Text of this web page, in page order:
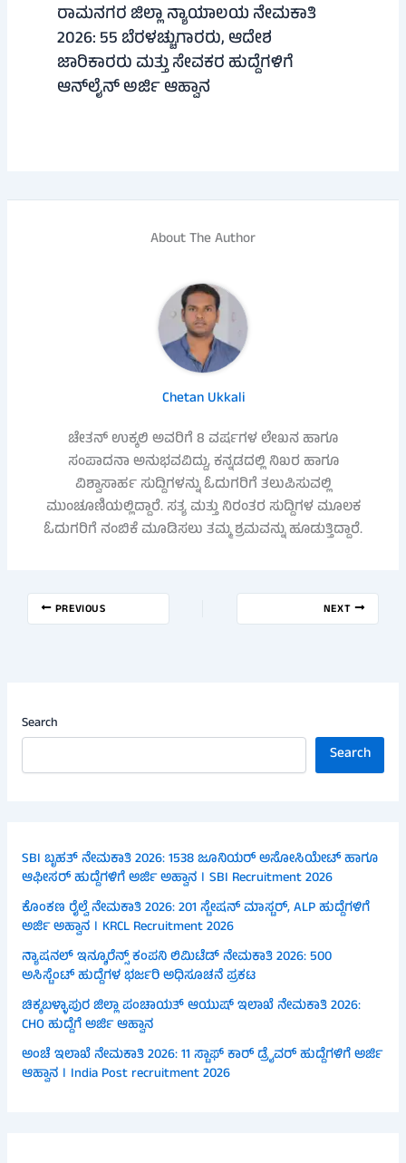
ರಾಮನಗರ ಜಿಲ್ಲಾ ನ್ಯಾಯಾಲಯ ನೇಮಕಾತಿ
2026: 55 ಬೆರಳಚ್ಚುಗಾರರು, ಆದೇಶ
ಜಾರಿಕಾರರು ಮತ್ತು ಸೇವಕರ ಹುದ್ದೆಗಳಿಗೆ
ಆನ್‌ಲೈನ್ ಅರ್ಜಿ ಆಹ್ವಾನ
About The Author
Chetan Ukkali
ಚೇತನ್ ಉಕ್ಕಲಿ ಅವರಿಗೆ 8 ವರ್ಷಗಳ ಲೇಖನ ಹಾಗೂ
ಸಂಪಾದನಾ ಅನುಭವವಿದ್ದು, ಕನ್ನಡದಲ್ಲಿ ನಿಖರ ಹಾಗೂ
ವಿಶ್ವಾಸಾರ್ಹ ಸುದ್ದಿಗಳನ್ನು ಓದುಗರಿಗೆ ತಲುಪಿಸುವಲ್ಲಿ
ಮುಂಚೂಣಿಯಲ್ಲಿದ್ದಾರೆ. ಸತ್ಯ ಮತ್ತು ನಿರಂತರ ಸುದ್ದಿಗಳ ಮೂಲಕ
ಓದುಗರಿಗೆ ನಂಬಿಕೆ ಮೂಡಿಸಲು ತಮ್ಮ ಶ್ರಮವನ್ನು ಹೂಡುತ್ತಿದ್ದಾರೆ.
PREVIOUS NEXT
Search
Search
SBI ಬೃಹತ್ ನೇಮಕಾತಿ 2026: 1538 ಜೂನಿಯರ್ ಅಸೋಸಿಯೇಟ್ ಹಾಗೂ
ಆಫೀಸರ್ ಹುದ್ದೆಗಳಿಗೆ ಅರ್ಜಿ ಅಹ್ವಾನ । SBI Recruitment 2026
ಕೊಂಕಣ ರೈಲ್ವೆ ನೇಮಕಾತಿ 2026: 201 ಸ್ಟೇಷನ್ ಮಾಸ್ಟರ್, ALP ಹುದ್ದೆಗಳಿಗೆ
ಅರ್ಜಿ ಅಹ್ವಾನ । KRCL Recruitment 2026
ನ್ಯಾಷನಲ್ ಇನ್ಶೂರೆನ್ಸ್ ಕಂಪನಿ ಲಿಮಿಟೆಡ್ ನೇಮಕಾತಿ 2026: 500
ಅಸಿಸ್ಟೆಂಟ್ ಹುದ್ದೆಗಳ ಭರ್ಜರಿ ಅಧಿಸೂಚನೆ ಪ್ರಕಟ
ಚಿಕ್ಕಬಳ್ಳಾಪುರ ಜಿಲ್ಲಾ ಪಂಚಾಯತ್ ಆಯುಷ್ ಇಲಾಖೆ ನೇಮಕಾತಿ 2026:
CHO ಹುದ್ದೆಗೆ ಅರ್ಜಿ ಆಹ್ವಾನ
ಅಂಚೆ ಇಲಾಖೆ ನೇಮಕಾತಿ 2026: 11 ಸ್ಟಾಫ್ ಕಾರ್ ಡ್ರೈವರ್ ಹುದ್ದೆಗಳಿಗೆ ಅರ್ಜಿ
ಆಹ್ವಾನ । India Post recruitment 2026